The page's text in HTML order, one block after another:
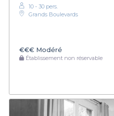
10 - 30 pers.
Grands Boulevards
€€€ Modéré
Établissement non réservable